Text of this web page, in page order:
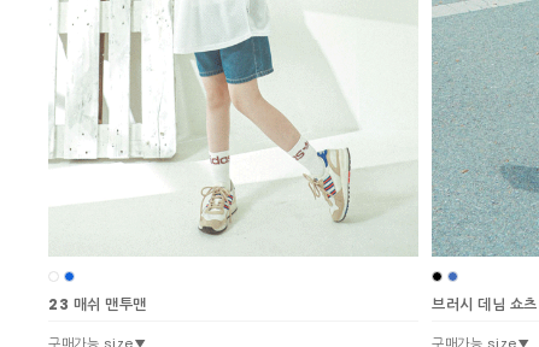
23 매쉬 맨투맨 브러시 데님 쇼츠